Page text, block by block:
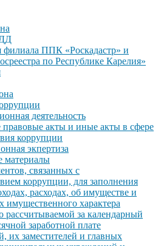
ППК «Роскадастр» и
по Республике Карелия»
деятельность
акты и иные акты в сфере
коррупции
экпертиза
материалы
связанных с
коррупции, для заполнения
расходах, об имуществе и
имущественного характера
за календарный
заработной плате
их заместителей и главных